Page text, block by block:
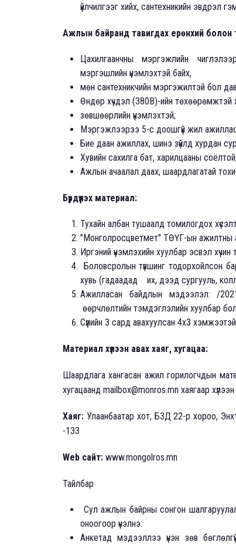
үйлчилгээг хийх, сантехникийн эвдрэл
Ажлын байранд тавигдах ерөнхий болон
Цахилгаанчны мэргэжлийн
мэргэшлийн үнэмлэхтэй байх,
мөн сантехникчийн мэргэжилтэй бол
Өндөр хүчдэл (380В)-ийн төхөөрөмжтэй
зөвшөөрлийн үнэмлэхтэй;
Мэргэжлээрээ 5-с доошгүй жил
Бие даан ажиллах, шинэ зүйлд хурдан
Хувийн сахилга бат, харилцааны
Ажлын ачаалал даах, шаардлагатай
Бүрдүүлэх материал:
Тухайн албан тушаалд томилогдох
"Монголросцветмет" ТӨҮГ-ын ажилтны
Иргэний үнэмлэхийн хуулбар эсвэл
Боловсролын түвшинг тодорхойлсон
хувь (гадаадад их, дээд сургууль,
Ажилласан байдлын мэдээлэл: /
өөрчлөлтийн тэмдэглэлийн хуулбар
Сүүлийн 3 сард авахуулсан 4х3
Материал хүлээн авах хаяг, хугацаа:
Шаардлага хангасан ажил горилогчдын
хугацаанд mailbox@monros.mn хаягаар хүлээн
Хаяг: Улаанбаатар хот, БЗД 22-р хороо,
-133
Web сайт: www.mongolros.mn
Тайлбар
Сул ажлын байрны сонгон
оноогоор үнэлнэ.
Анкетад мэдээллээ үнэн зөв